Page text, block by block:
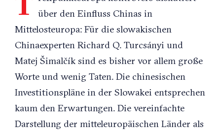
über den Einfluss Chinas in
Mittelosteuropa: Für die slowakischen
Chinaexperten Richard Q. Turcsányi und
Matej Šimalčík sind es bisher vor allem große
Worte und wenig Taten. Die chinesischen
Investitionspläne in der Slowakei entsprechen
kaum den Erwartungen. Die vereinfachte
Darstellung der mitteleuropäischen Länder als